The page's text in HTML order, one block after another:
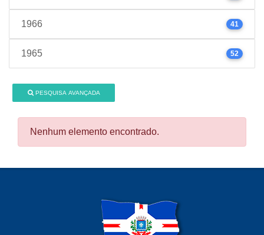
1966 41
1965 52
PESQUISA AVANÇADA
Nenhum elemento encontrado.